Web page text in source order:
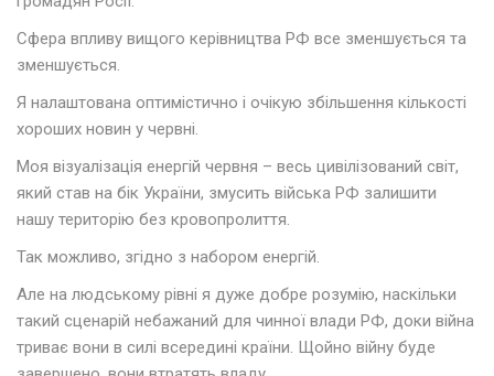
Сфера впливу вищого керівництва РФ все зменшується та
зменшується.
Я налаштована оптимістично і очікую збільшення кількості
хороших новин у червні.
Моя візуалізація енергій червня – весь цивілізований світ,
який став на бік України, змусить війська РФ залишити
нашу територію без кровопролиття.
Так можливо, згідно з набором енергій.
Але на людському рівні я дуже добре розумію, наскільки
такий сценарій небажаний для чинної влади РФ, доки війна
триває вони в силі всередині країни. Щойно війну буде